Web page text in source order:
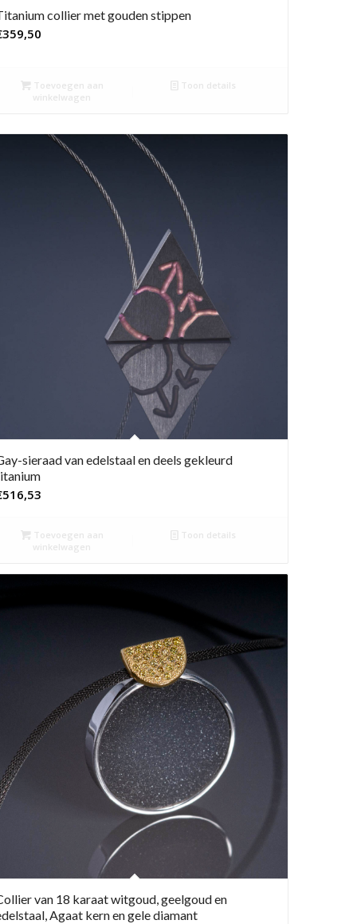
collier met gouden stippen
359,50
Toevoegen aan
winkelwagen
Toon details
sieraad van edelstaal en deels gekleurd
516,53
Toevoegen aan
winkelwagen
Toon details
van 18 karaat witgoud, geelgoud en
Agaat kern en gele diamant